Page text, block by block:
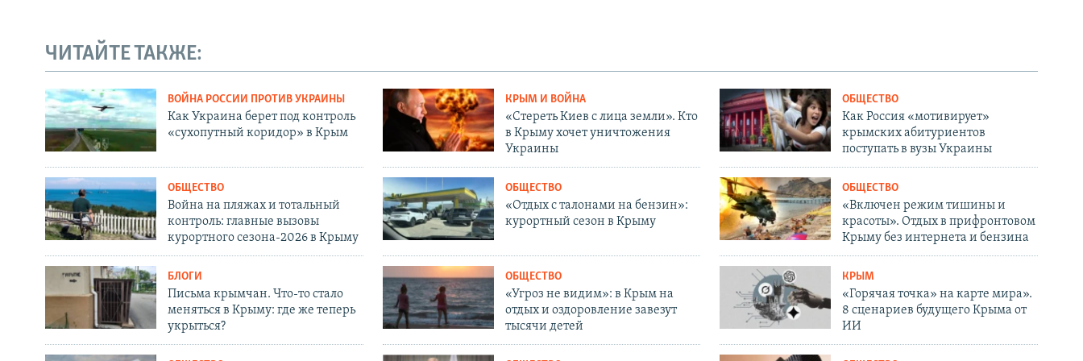
ЧИТАЙТЕ ТАКЖЕ:
ВОЙНА РОССИИ ПРОТИВ УКРАИНЫ
Как Украина берет под контроль
«сухопутный коридор» в Крым
КРЫМ И ВОЙНА
«Стереть Киев с лица земли». Кто
в Крыму хочет уничтожения
Украины
ОБЩЕСТВО
Как Россия «мотивирует»
крымских абитуриентов
поступать в вузы Украины
ОБЩЕСТВО
Война на пляжах и тотальный
контроль: главные вызовы
курортного сезона-2026 в Крыму
ОБЩЕСТВО
«Отдых с талонами на бензин»:
курортный сезон в Крыму
ОБЩЕСТВО
«Включен режим тишины и
красоты». Отдых в прифронтовом
Крыму без интернета и бензина
БЛОГИ
Письма крымчан. Что-то стало
меняться в Крыму: где же теперь
укрыться?
ОБЩЕСТВО
«Угроз не видим»: в Крым на
отдых и оздоровление завезут
тысячи детей
КРЫМ
«Горячая точка» на карте мира».
8 сценариев будущего Крыма от
ИИ